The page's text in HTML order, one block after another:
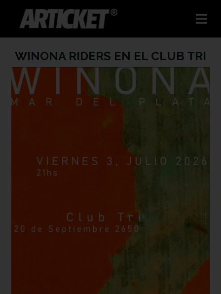
WINONA RIDERS EN EL CLUB TRI